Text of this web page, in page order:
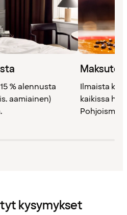
% alennusta
aamiainen)
Ilmaista
kaikissa
kysymykset